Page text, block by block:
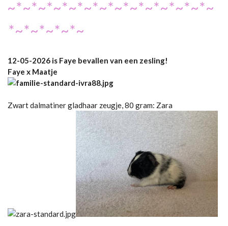
~*~*~*~*~*~*~*~*~*~*~*~*~*~
*~*~*~*~*~
12-05-2026 is Faye bevallen van een zesling!
Faye x Maatje
Zwart dalmatiner gladhaar zeugje, 80 gram: Zara